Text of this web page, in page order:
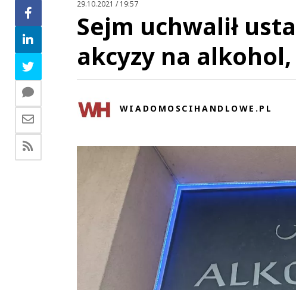
29.10.2021 / 19:57
Sejm uchwalił
akcyzy na
WIADOMOSCIHANDLOWE.PL